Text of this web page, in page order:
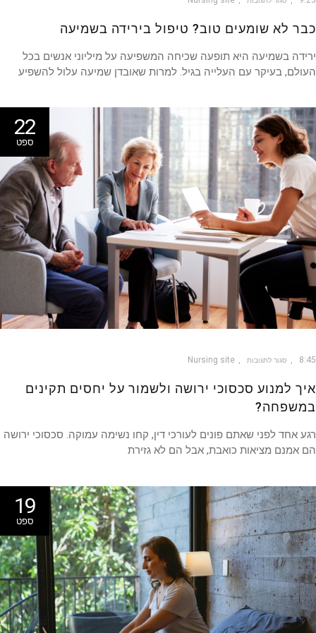
לא שומעים טוב? טיפול בירידה בשמיעה
בשמיעה היא תופעה שכיחה המשפיעה על מיליוני אנשים בכל
בעיקר עם העלייה בגיל. למרות שאובדן שמיעה עלול להשפיע
22
ספט
סגור לתגובות Nursing site
למנוע סכסוכי ירושה ולשמור על יחסים תקינים
אחד לפני שאתם פונים לעורכי דין, קחו נשימה עמוקה. סכסוכי ירושה
אמנם מציאות כואבת, אבל הם לא גזירת
19
ספט